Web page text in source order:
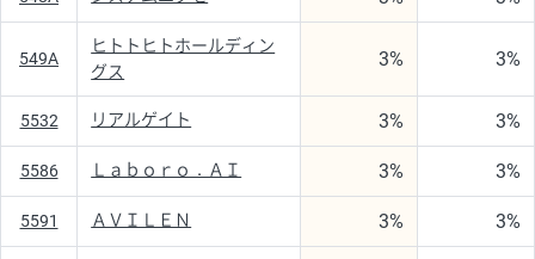
549A
ヒトトヒトホールディン
グス
3% 3%
5532 リアルゲイト 3% 3%
5586 Ｌａｂｏｒｏ．ＡＩ 3% 3%
5591 ＡＶＩＬＥＮ 3% 3%